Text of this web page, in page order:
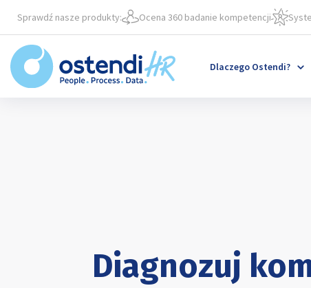
treści
Sprawdź nasze produkty: Ocena 360 badanie kompetencji
Dlaczego Ostendi?
Diagnozuj